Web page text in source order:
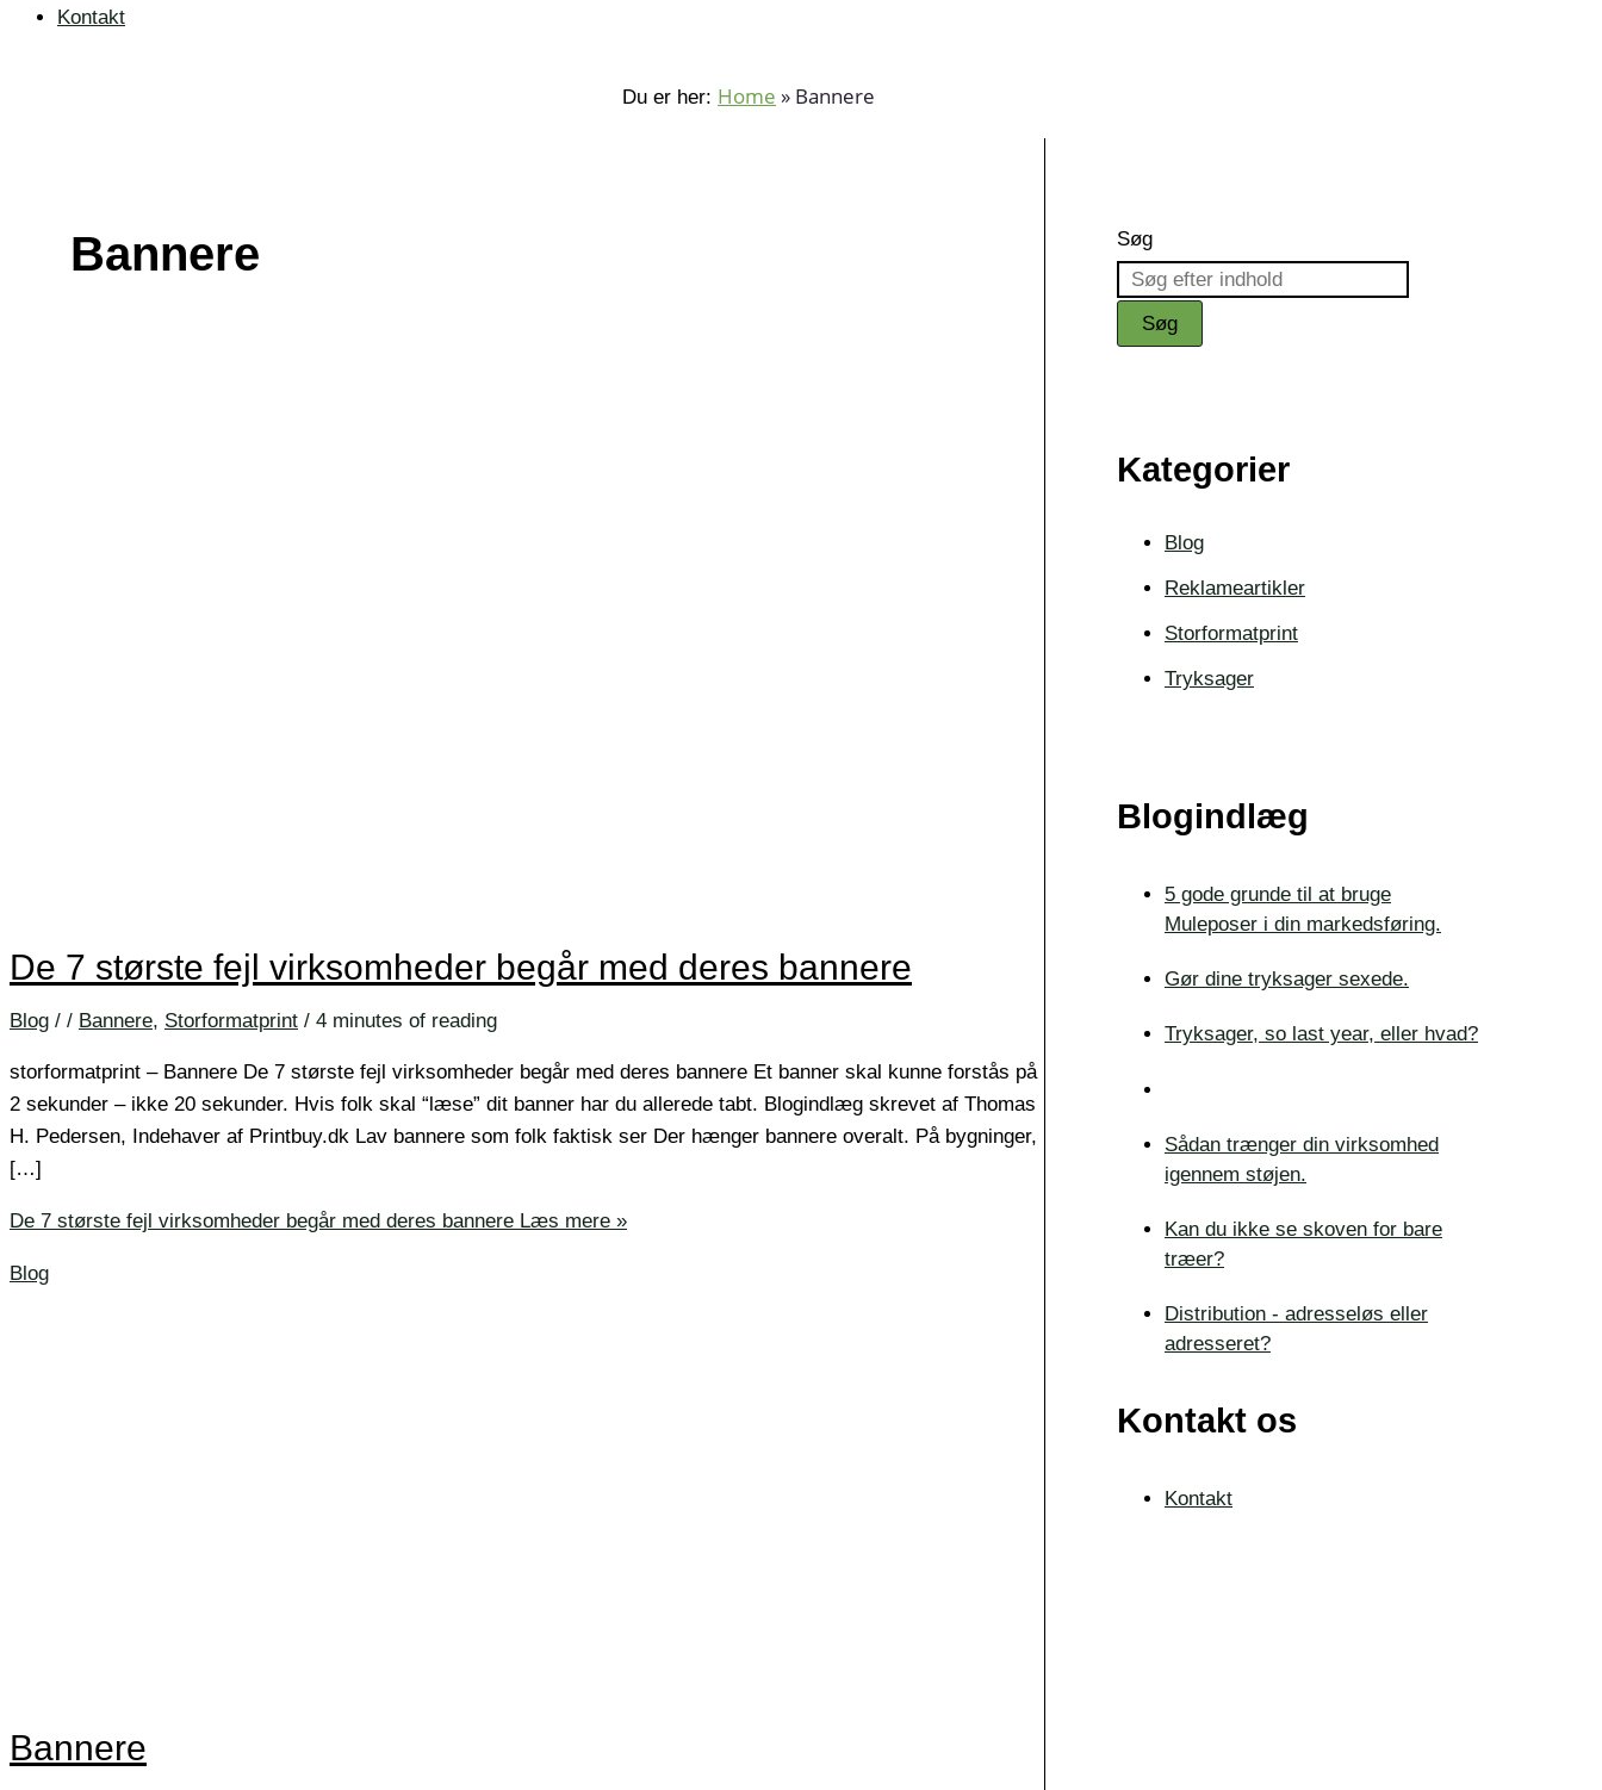
Kontakt
Du er her: Home » Bannere
Bannere
De 7 største fejl virksomheder begår med deres bannere
Blog / / Bannere, Storformatprint / 4 minutes of reading
storformatprint – Bannere De 7 største fejl virksomheder begår med deres bannere Et banner skal kunne forstås på
2 sekunder – ikke 20 sekunder. Hvis folk skal “læse” dit banner har du allerede tabt. Blogindlæg skrevet af Thomas
H. Pedersen, Indehaver af Printbuy.dk Lav bannere som folk faktisk ser Der hænger bannere overalt. På bygninger,
[…]
De 7 største fejl virksomheder begår med deres bannere Læs mere »
Blog
Bannere
Søg
Søg
Kategorier
Blog
Reklameartikler
Storformatprint
Tryksager
Blogindlæg
5 gode grunde til at bruge
Muleposer i din markedsføring.
Gør dine tryksager sexede.
Tryksager, so last year, eller hvad?
Sådan trænger din virksomhed
igennem støjen.
Kan du ikke se skoven for bare
træer?
Distribution - adresseløs eller
adresseret?
Kontakt os
Kontakt